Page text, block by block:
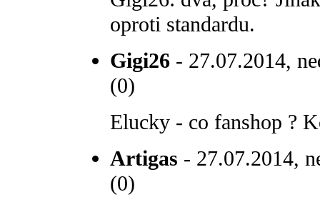
oproti standardu.
Gigi26 - 27.07.2014,
(0)
Elucky - co fanshop ?
Artigas - 27.07.2014,
(0)